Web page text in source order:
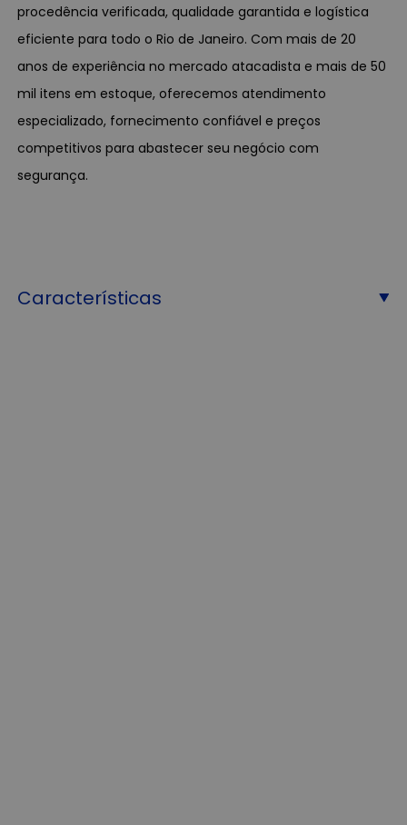
procedência verificada, qualidade garantida e logística
eficiente para todo o Rio de Janeiro. Com mais de 20
anos de experiência no mercado atacadista e mais de 50
mil itens em estoque, oferecemos atendimento
especializado, fornecimento confiável e preços
competitivos para abastecer seu negócio com
segurança.
Características